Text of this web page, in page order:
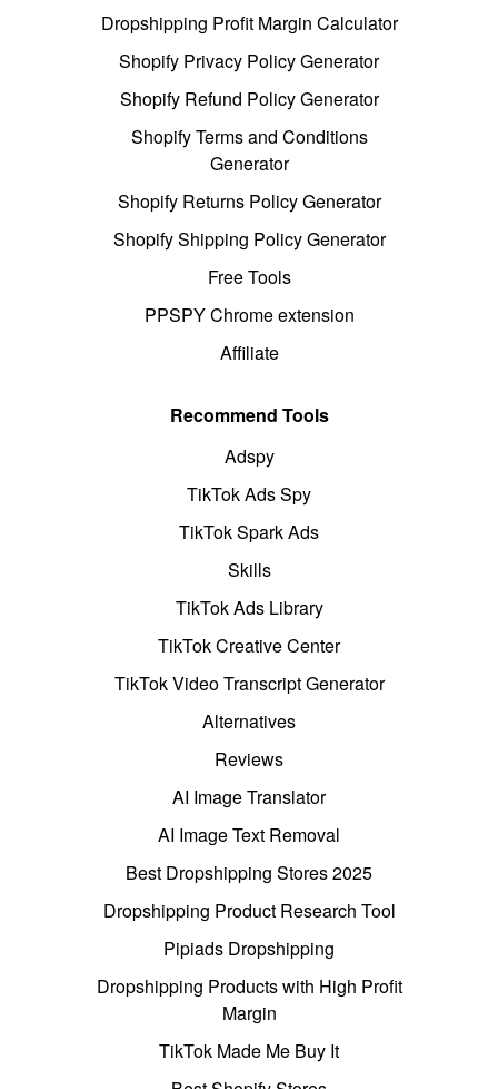
Dropshipping Profit Margin Calculator
Shopify Privacy Policy Generator
Shopify Refund Policy Generator
Shopify Terms and Conditions
Generator
Shopify Returns Policy Generator
Shopify Shipping Policy Generator
Free Tools
PPSPY Chrome extension
Affiliate
Recommend Tools
Adspy
TikTok Ads Spy
TikTok Spark Ads
Skills
TikTok Ads Library
TikTok Creative Center
TikTok Video Transcript Generator
Alternatives
Reviews
AI Image Translator
AI Image Text Removal
Best Dropshipping Stores 2025
Dropshipping Product Research Tool
Pipiads Dropshipping
Dropshipping Products with High Profit
Margin
TikTok Made Me Buy It